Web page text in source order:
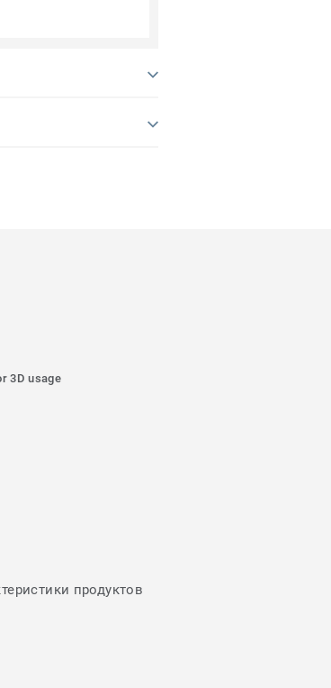
3D usage
продуктов